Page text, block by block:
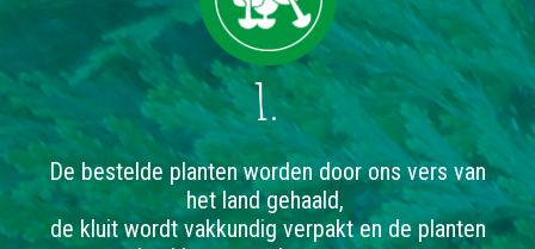
1.
De bestelde planten worden door ons vers van
het land gehaald,
de kluit wordt vakkundig verpakt en de planten